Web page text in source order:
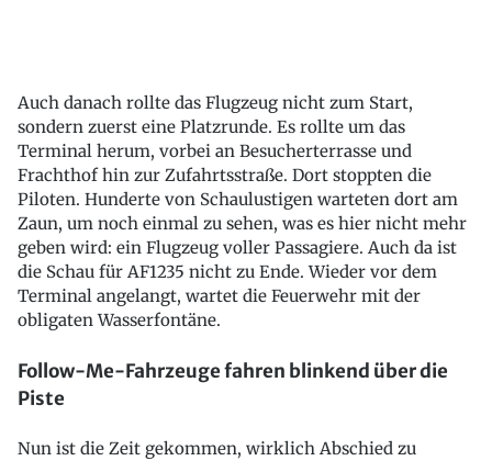
Auch danach rollte das Flugzeug nicht zum Start,
sondern zuerst eine Platzrunde. Es rollte um das
Terminal herum, vorbei an Besucherterrasse und
Frachthof hin zur Zufahrtsstraße. Dort stoppten die
Piloten. Hunderte von Schaulustigen warteten dort am
Zaun, um noch einmal zu sehen, was es hier nicht mehr
geben wird: ein Flugzeug voller Passagiere. Auch da ist
die Schau für AF1235 nicht zu Ende. Wieder vor dem
Terminal angelangt, wartet die Feuerwehr mit der
obligaten Wasserfontäne.
Follow-Me-Fahrzeuge fahren blinkend über die
Piste
Nun ist die Zeit gekommen, wirklich Abschied zu